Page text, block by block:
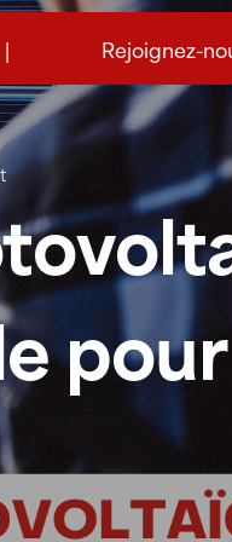
| Rejoignez-
pour